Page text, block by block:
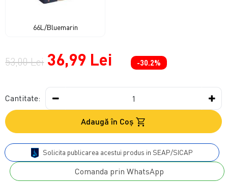
66L/Bluemarin
53,00 Lei 36,99 Lei -30.2%
Cantitate:
Adaugă în Coş
Solicita publicarea acestui produs in SEAP/SICAP
Comanda prin WhatsApp